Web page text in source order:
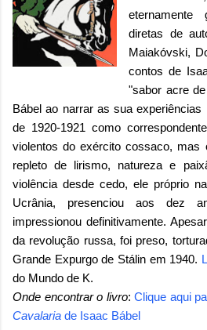
eternamente
diretas de
Maiakóvski,
contos de
"sabor acre
Bábel ao narrar as sua experiências
de 1920-1921 como
violentos do exército cossaco,
repleto de lirismo, natureza e
violência desde cedo, ele próprio
Ucrânia, presenciou aos dez
impressionou definitivamente.
da revolução russa, foi preso,
Grande Expurgo de Stálin em 1940.
do Mundo de K.
Onde encontrar o livro: Clique aqui
Cavalaria de Isaac Bábel